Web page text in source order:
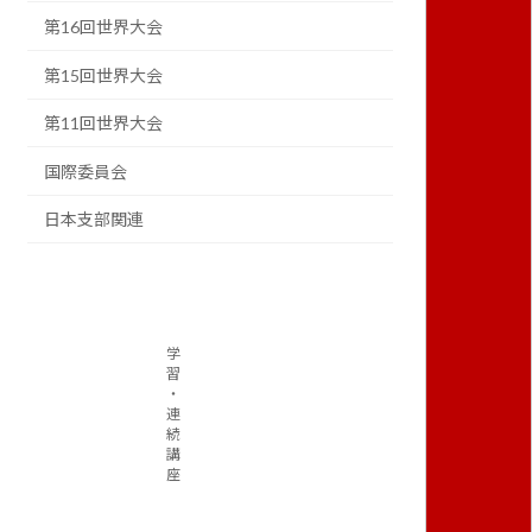
第16回世界大会
第15回世界大会
第11回世界大会
国際委員会
日本支部関連
学
習
・
連
続
講
座